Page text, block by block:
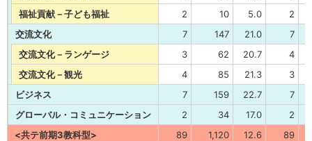
福祉貢献－子ども福祉
2 10 5.0
2
交流文化
7 147 21.0
7
交流文化－ランゲージ
3 62 20.7
4
交流文化－観光
4 85 21.3
3
ビジネス
7 159 22.7
7
グローバル・コミュニケーション
2 34 17.0
2
<共テ前期3教科型>
89 1,120 12.6
89